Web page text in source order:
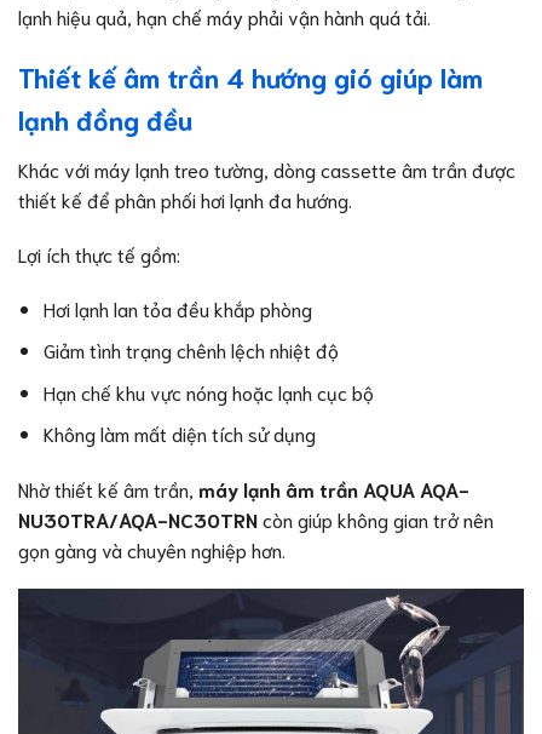
lạnh hiệu quả, hạn chế máy phải vận hành quá tải.
Thiết kế âm trần 4 hướng gió giúp làm
lạnh đồng đều
Khác với máy lạnh treo tường, dòng cassette âm trần được
thiết kế để phân phối hơi lạnh đa hướng.
Lợi ích thực tế gồm:
Hơi lạnh lan tỏa đều khắp phòng
Giảm tình trạng chênh lệch nhiệt độ
Hạn chế khu vực nóng hoặc lạnh cục bộ
Không làm mất diện tích sử dụng
Nhờ thiết kế âm trần, máy lạnh âm trần AQUA AQA-
NU30TRA/AQA-NC30TRNcòn giúp không gian trở nên
gọn gàng và chuyên nghiệp hơn.